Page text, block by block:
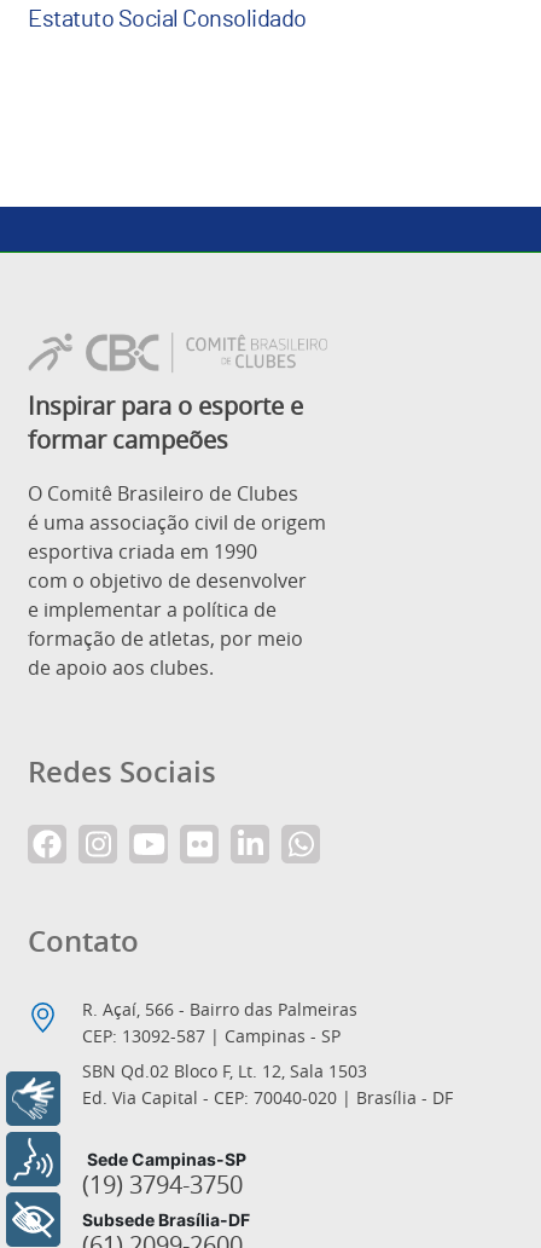
Estatuto Social Consolidado
Inspirar para o esporte e
formar campeões
O Comitê Brasileiro de Clubes
é uma associação civil de origem
esportiva criada em 1990
com o objetivo de desenvolver
e implementar a política de
formação de atletas, por meio
de apoio aos clubes.
Redes Sociais
Contato
R. Açaí, 566 - Bairro das Palmeiras
CEP: 13092-587 | Campinas - SP
SBN Qd.02 Bloco F, Lt. 12, Sala 1503
Ed. Via Capital - CEP: 70040-020 | Brasília - DF
Sede Campinas-SP
(19) 3794-3750
Subsede Brasília-DF
Libras
Voz
+ Acessibilidade